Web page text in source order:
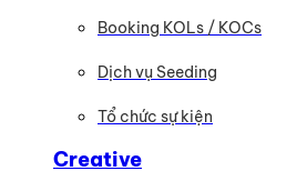
Booking KOLs / KOCs
Dịch vụ Seeding
Tổ chức sự kiện
Creative